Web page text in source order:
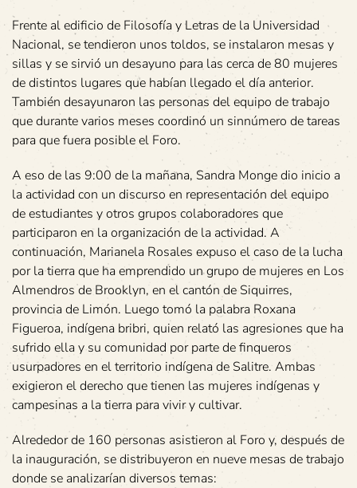
Frente al edificio de Filosofía y Letras de la Universidad
Nacional, se tendieron unos toldos, se instalaron mesas y
sillas y se sirvió un desayuno para las cerca de 80 mujeres
de distintos lugares que habían llegado el día anterior.
También desayunaron las personas del equipo de trabajo
que durante varios meses coordinó un sinnúmero de tareas
para que fuera posible el Foro.
A eso de las 9:00 de la mañana, Sandra Monge dio inicio a
la actividad con un discurso en representación del equipo
de estudiantes y otros grupos colaboradores que
participaron en la organización de la actividad. A
continuación, Marianela Rosales expuso el caso de la lucha
por la tierra que ha emprendido un grupo de mujeres en Los
Almendros de Brooklyn, en el cantón de Siquirres,
provincia de Limón. Luego tomó la palabra Roxana
Figueroa, indígena bribri, quien relató las agresiones que ha
sufrido ella y su comunidad por parte de finqueros
usurpadores en el territorio indígena de Salitre. Ambas
exigieron el derecho que tienen las mujeres indígenas y
campesinas a la tierra para vivir y cultivar.
Alrededor de 160 personas asistieron al Foro y, después de
la inauguración, se distribuyeron en nueve mesas de trabajo
donde se analizarían diversos temas: